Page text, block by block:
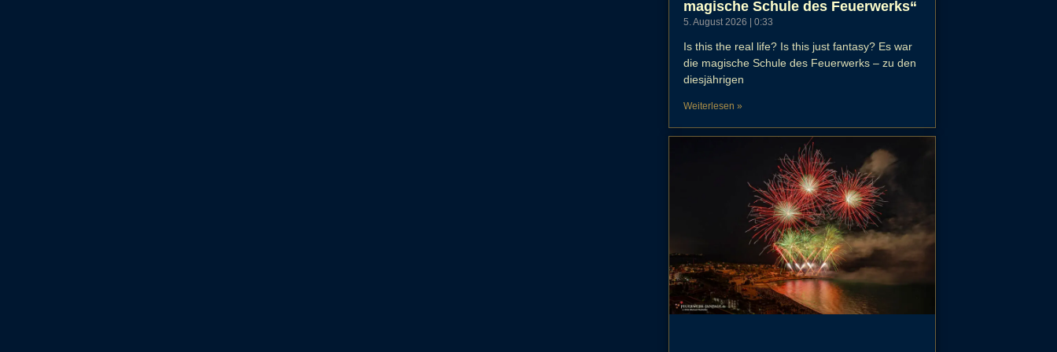
magische Schule des Feuerwerks“
5. August 2026 0:33
Is this the real life? Is this just fantasy? Es war
die magische Schule des Feuerwerks – zu den
diesjährigen
Weiterlesen »